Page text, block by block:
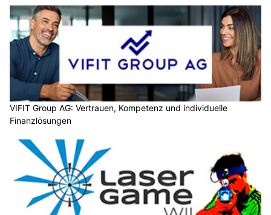
VIFIT Group AG: Vertrauen, Kompetenz und individuelle
Finanzlösungen